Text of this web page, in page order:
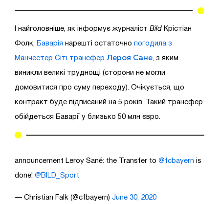
І найголовніше, як інформує журналіст Bild Крістіан
Фолк, Баварія нарешті остаточно погодила з
Манчестер Сіті трансфер Лероя Сане , з яким
виникли великі труднощі (сторони не могли
домовитися про суму переходу). Очікується, що
контракт буде підписаний на 5 років. Такий трансфер
обійдеться Баварії у близько 50 млн євро.
announcement Leroy Sané: the Transfer to @fcbayern is
done! @BILD_Sport
— Christian Falk (@cfbayern) June 30, 2020